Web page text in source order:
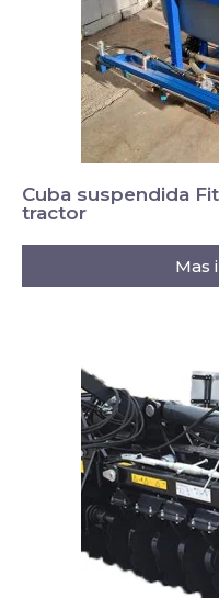
Cuba suspendida
tractor
Mas